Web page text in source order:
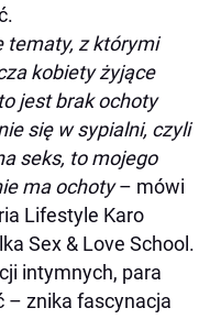
tematy, z którymi
kobiety żyjące
jest brak ochoty
się w sypialni, czyli
seks, to mojego
ma ochoty– mówi
Lifestyle Karo
Sex & Love School.
intymnych, para
– znika fascynacja